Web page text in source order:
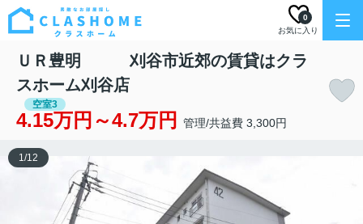
お気に入り
0
ＵＲ豊明 刈谷市近郊の賃貸はクラ
スホーム刈谷店
空室3
4.15万円～4.7万円 管理/共益費 3,300円
1/12